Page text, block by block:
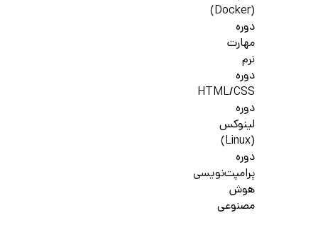
(Docker)
دوره
مهارت
نرم
دوره
HTML/CSS
دوره
لینوکس
(Linux)
دوره
پرامپت‌نویسی
هوش
مصنوعی